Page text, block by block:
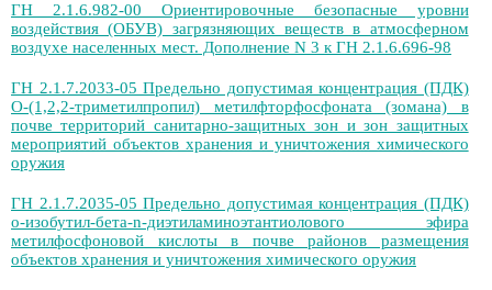
ГН 2.1.6.982-00 Ориентировочные безопасные уровни
воздействия (ОБУВ) загрязняющих веществ в атмосферном
воздухе населенных мест. Дополнение N 3 к ГН 2.1.6.696-98
ГН 2.1.7.2033-05 Предельно допустимая концентрация (ПДК)
О-(1,2,2-триметилпропил) метилфторфосфоната (зомана) в
почве территорий санитарно-защитных зон и зон защитных
мероприятий объектов хранения и уничтожения химического
оружия
ГН 2.1.7.2035-05 Предельно допустимая концентрация (ПДК)
о-изобутил-бета-n-диэтиламиноэтантиолового эфира
метилфосфоновой кислоты в почве районов размещения
объектов хранения и уничтожения химического оружия